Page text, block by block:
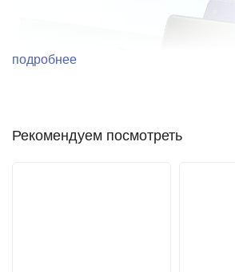
подробнее
Рекомендуем посмотреть